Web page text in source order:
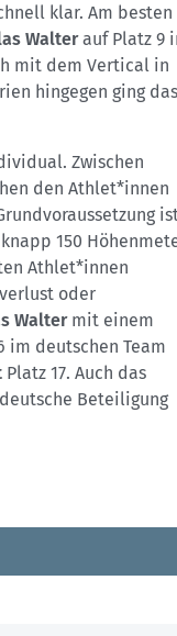
klar. Am besten
Walterauf Platz 9
mit dem Vertical in
hingegen ging das
Zwischen
den Athlet*innen
150
Athlet*innen
oder
Waltermit einem
im deutschen Team
Platz 17. Auch das
Beteiligung